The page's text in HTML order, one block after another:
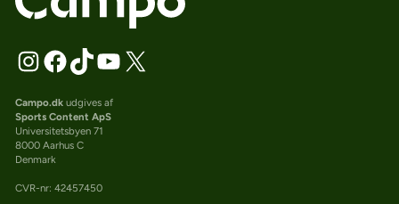
Campo.dkudgives af
Sports Content ApS
Universitetsbyen 71
8000 Aarhus C
Denmark
CVR-nr: 42457450